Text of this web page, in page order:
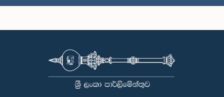
ප.ව. 1:00 - ප.ව. 1:10